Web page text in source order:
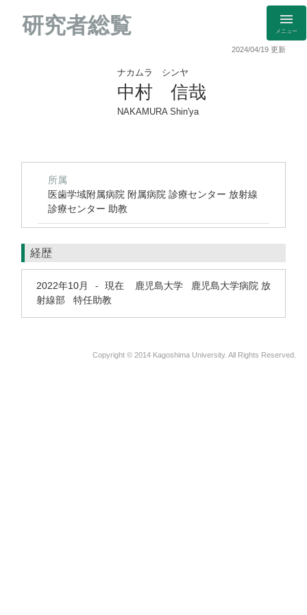
研究者総覧 メニュー
2024/04/19 更新
ナカムラ シンヤ
中村 信哉
NAKAMURA Shin'ya
所属
医歯学域附属病院 附属病院 診療センター 放射線
診療センター 助教
経歴
2022年10月 - 現在 鹿児島大学 鹿児島大学病院 放
射線部 特任助教
Copyright © 2014 Kagoshima University. All Rights Reserved.